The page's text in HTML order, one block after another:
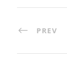
PREV